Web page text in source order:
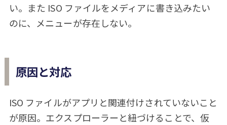
い。また ISO ファイルをメディアに書き込みたい
のに、メニューが存在しない。
原因と対応
ISO ファイルがアプリと関連付けされていないこと
が原因。エクスプローラーと紐づけることで、仮